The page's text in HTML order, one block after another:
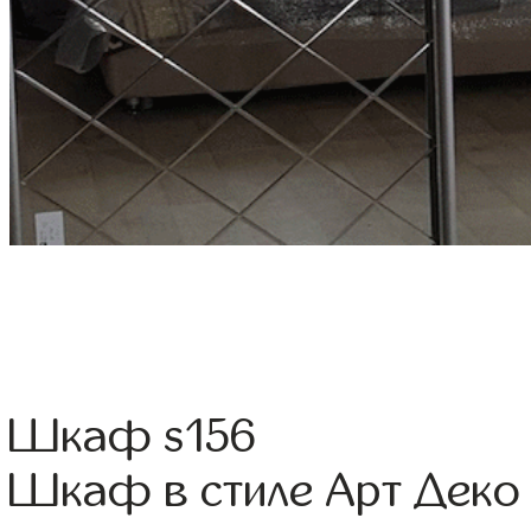
Шкаф s156
Шкаф в стиле Арт Деко